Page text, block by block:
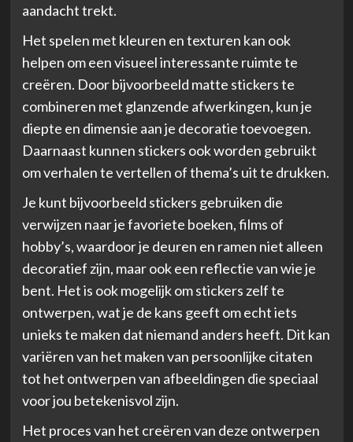
aandacht trekt.
Het spelen met kleuren en texturen kan ook
helpen om een visueel interessante ruimte te
creëren. Door bijvoorbeeld matte stickers te
combineren met glanzende afwerkingen, kun je
diepte en dimensie aan je decoratie toevoegen.
Daarnaast kunnen stickers ook worden gebruikt
om verhalen te vertellen of thema’s uit te drukken.
Je kunt bijvoorbeeld stickers gebruiken die
verwijzen naar je favoriete boeken, films of
hobby’s, waardoor je deuren en ramen niet alleen
decoratief zijn, maar ook een reflectie van wie je
bent. Het is ook mogelijk om stickers zelf te
ontwerpen, wat je de kans geeft om echt iets
unieks te maken dat niemand anders heeft. Dit kan
variëren van het maken van persoonlijke citaten
tot het ontwerpen van afbeeldingen die speciaal
voor jou betekenisvol zijn.
Het proces van het creëren van deze ontwerpen